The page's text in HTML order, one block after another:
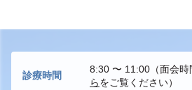
診療時間
8:30 〜 11:00 （面会
らをご覧ください）